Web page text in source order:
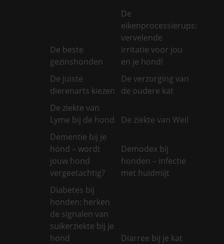
De beste
gezinshonden
De
eikenprocessierups:
vervelende
irritatie voor jou
en je hond!
De juiste
dierenarts kiezen
De verzorging van
de oudere kat
De ziekte van
Lyme bij de hond
De ziekte van Weil
Dementie bij je
hond – wordt
jouw hond
vergeetachtig?
Demodex bij
honden – infectie
met huidmijt
Diabetes bij
honden: herken
de signalen van
suikerziekte bij je
hond
Diarree bij je kat